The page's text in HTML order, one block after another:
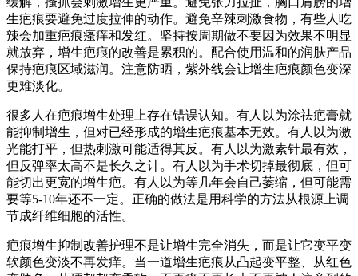
生疤痕要避免过度拉伸的动作。避免辛辣刺激食物，有些人吃
辣会加重疤痕瘙痒和发红。坚持按周期做不要因为效果不明显
就放弃，增生疤痕的改善是累积的。配合使用温和的润肤产品
保持疤痕区域滋润。注意防晒，紫外线会让增生疤痕颜色变深
更难淡化。
很多人在疤痕增生处理上存在错误认知。有人以为涂祛疤膏就
能抑制增生，但对已经形成的增生疤痕基本无效。有人以为激
光能打平，但热刺激可能适得其反。有人以为激素针最有效，
但反弹率太高不是长久之计。有人以为手术切掉最彻底，但可
能切出更宽的增生疤。有人以为等几年会自己萎缩，但可能需
要等5-10年还不一定。正确的做法是用科学的方法从根源上调
节成纤维细胞的活性。
疤痕增生抑制改善护理不是让增生完全消失，而是让它变平变
软颜色变淡不再发痒。当一道增生疤痕从凸起变平整、从红色